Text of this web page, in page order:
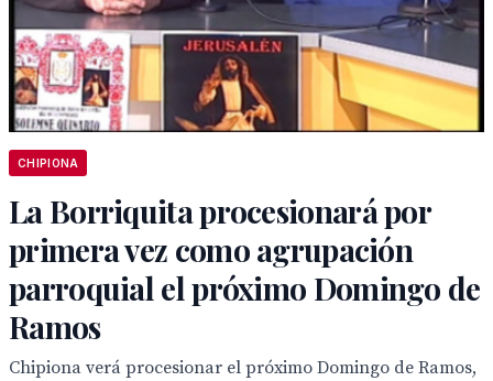
CHIPIONA
La Borriquita procesionará por
primera vez como agrupación
parroquial el próximo Domingo de
Ramos
Chipiona verá procesionar el próximo Domingo de Ramos,